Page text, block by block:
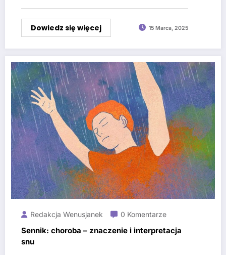
Dowiedz się więcej 15 Marca, 2025
Redakcja Wenusjanek 0 Komentarze
Sennik: choroba – znaczenie i interpretacja
snu